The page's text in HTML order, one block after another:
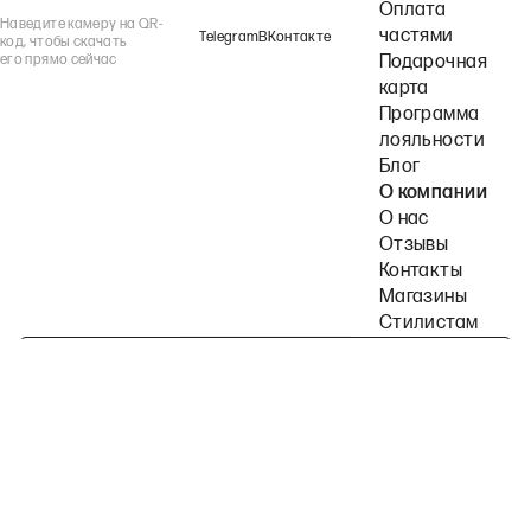
Наведите камеру на QR-
код, чтобы скачать
его прямо сейчас
TelegramВКонтакте
Оплата
частями
Подарочная
карта
Программа
лояльности
Блог
О компании
О нас
Отзывы
Контакты
Магазины
Стилистам